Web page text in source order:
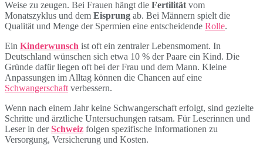
Weise zu zeugen. Bei Frauen hängt die Fertilität vom
Monatszyklus und dem Eisprung ab. Bei Männern spielt die
Qualität und Menge der Spermien eine entscheidende Rolle.
Ein Kinderwunsch ist oft ein zentraler Lebensmoment. In
Deutschland wünschen sich etwa 10 % der Paare ein Kind. Die
Gründe dafür liegen oft bei der Frau und dem Mann. Kleine
Anpassungen im Alltag können die Chancen auf eine
Schwangerschaft verbessern.
Wenn nach einem Jahr keine Schwangerschaft erfolgt, sind gezielte
Schritte und ärztliche Untersuchungen ratsam. Für Leserinnen und
Leser in derSchweiz folgen spezifische Informationen zu
Versorgung, Versicherung und Kosten.